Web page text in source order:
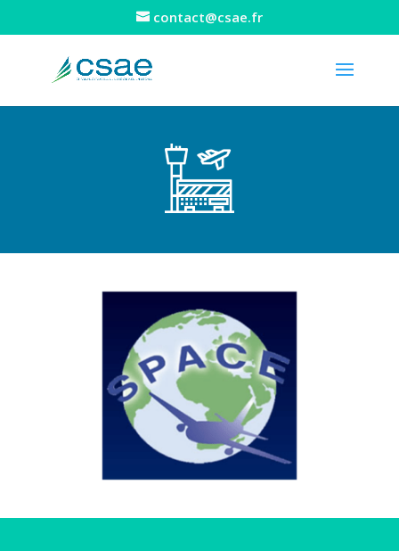
contact@csae.fr